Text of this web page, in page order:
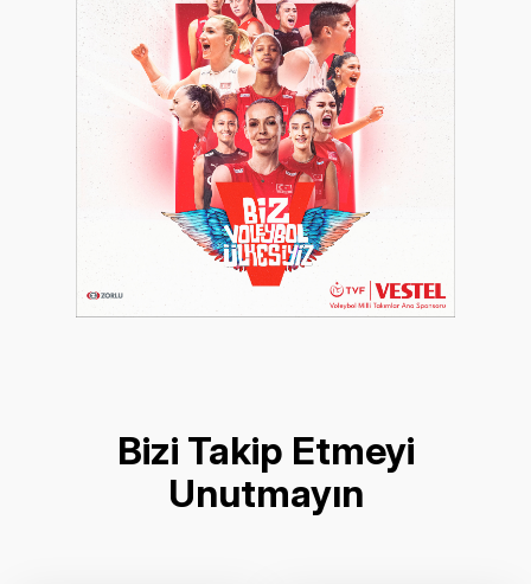
Bizi Takip Etmeyi
Unutmayın